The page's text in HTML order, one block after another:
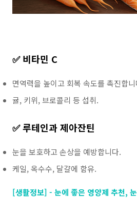
✅ 비타민 C
면역력을 높이고 회복 속도를 촉진합니
귤, 키위, 브로콜리 등 섭취.
✅ 루테인과 제아잔틴
눈을 보호하고 손상을 예방합니다.
케일, 옥수수, 달걀에 함유.
[생활정보] - 눈에 좋은 영양제 추천,